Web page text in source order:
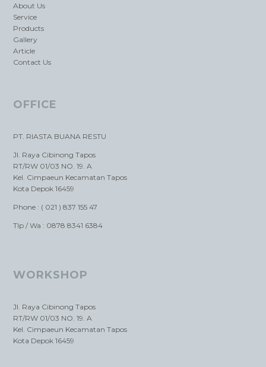
About Us
Service
Products
Gallery
Article
Contact Us
OFFICE
PT. RIASTA BUANA RESTU
Jl. Raya Cibinong Tapos
RT/RW 01/03 NO. 19. A
Kel. Cimpaeun Kecamatan Tapos
Kota Depok 16459
Phone : ( 021 ) 837 155 47
Tlp / Wa : 0878 8341 6384
WORKSHOP
Jl. Raya Cibinong Tapos
RT/RW 01/03 NO. 19. A
Kel. Cimpaeun Kecamatan Tapos
Kota Depok 16459